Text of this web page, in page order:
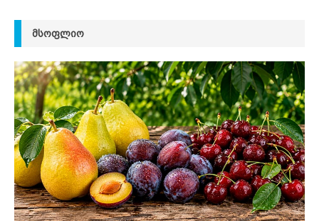
ᲛᲡᲝᲤᲚᲘᲝ